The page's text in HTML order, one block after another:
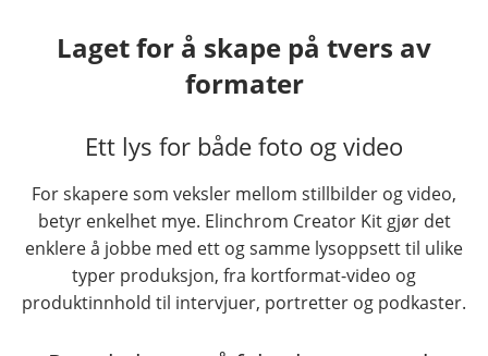
Laget for å skape på tvers av
formater
Ett lys for både foto og video
For skapere som veksler mellom stillbilder og video,
betyr enkelhet mye. Elinchrom Creator Kit gjør det
enklere å jobbe med ett og samme lysoppsett til ulike
typer produksjon, fra kortformat-video og
produktinnhold til intervjuer, portretter og podkaster.